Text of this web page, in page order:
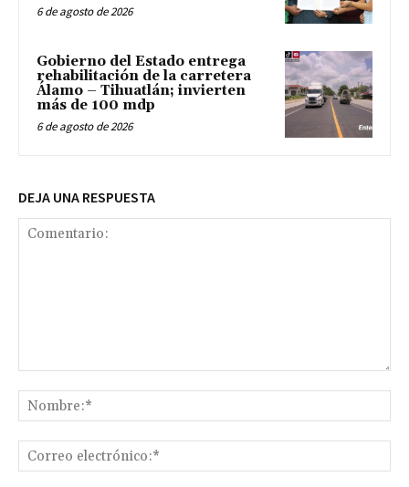
6 de agosto de 2026
Gobierno del Estado entrega
rehabilitación de la carretera
Álamo – Tihuatlán; invierten
más de 100 mdp
6 de agosto de 2026
DEJA UNA RESPUESTA